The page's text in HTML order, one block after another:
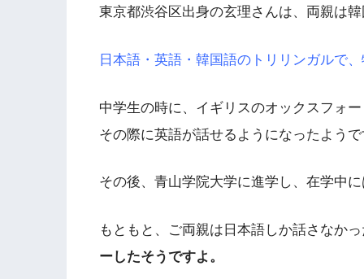
東京都渋谷区出身の玄理さんは、両親は
日本語・英語・韓国語のトリリンガルで
中学生の時に、イギリスのオックスフォ
その際に英語が話せるようになったよう
その後、青山学院大学に進学し、在学中
もともと、ご両親は日本語しか話さなか
ーしたそうですよ。